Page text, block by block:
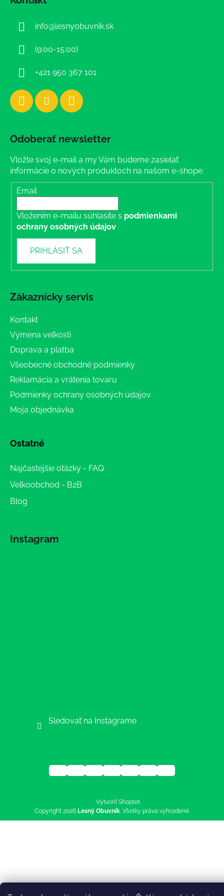
info@lesnyobuvnik.sk
(9:00-15:00)
+421 950 367 101
Odoberať newsletter
Vložte svoj e-mail a my Vám budeme zasielať
informácie o nových produktoch na našom e-shope.
Email
Vložením e-mailu súhlasíte s podmienkami
ochrany osobných údajov
PRIHLÁSIŤ SA
Zákaznícky servis
Kontakt
Výmena veľkosti
Doprava a platba
Všeobecné obchodné podmienky
Reklamácia a vrátenia tovaru
Podmienky ochrany osobných údajov
Moja objednávka
Ostatné
Najčastejšie otázky - FAQ
Veľkoobchod - B2B
Blog
Instagram
Sledovať na Instagrame
Vytvoril Shoptet
Copyright 2026 Lesný Obuvník. Všetky práva vyhradené.